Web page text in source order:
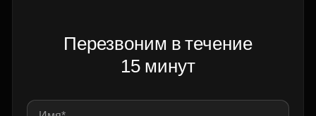
Перезвоним в течение
15 минут